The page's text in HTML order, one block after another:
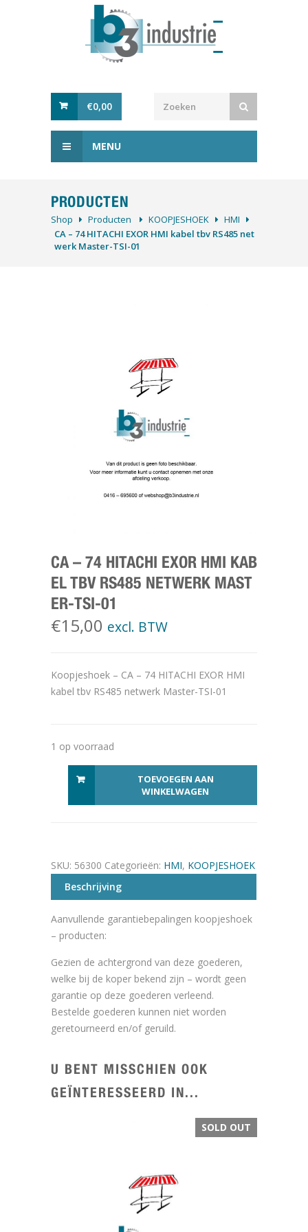
€0,00
MENU
PRODUCTEN
Shop Producten KOOPJESHOEK
HMI
CA – 74 HITACHI EXOR HMI kabel tbv RS485 net
werk Master-TSI-01
CA – 74 HITACHI EXOR HMI KAB
EL TBV RS485 NETWERK MAST
ER-TSI-01
€15,00 excl. BTW
Koopjeshoek – CA – 74 HITACHI EXOR HMI
kabel tbv RS485 netwerk Master-TSI-01
1 op voorraad
TOEVOEGEN AAN
WINKELWAGEN
SKU: 56300 Categorieën: HMI, KOOPJESHOEK
Beschrijving
Aanvullende garantiebepalingen koopjeshoek
– producten:
Gezien de achtergrond van deze goederen,
welke bij de koper bekend zijn – wordt geen
garantie op deze goederen verleend.
Bestelde goederen kunnen niet worden
geretourneerd en/of geruild.
U BENT MISSCHIEN OOK
GEÏNTERESSEERD IN...
SOLD OUT